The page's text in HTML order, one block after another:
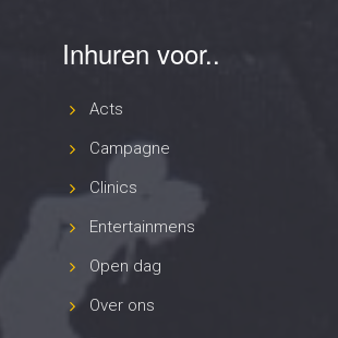
Inhuren voor..
Acts
Campagne
Clinics
Entertainmens
Open dag
Over ons